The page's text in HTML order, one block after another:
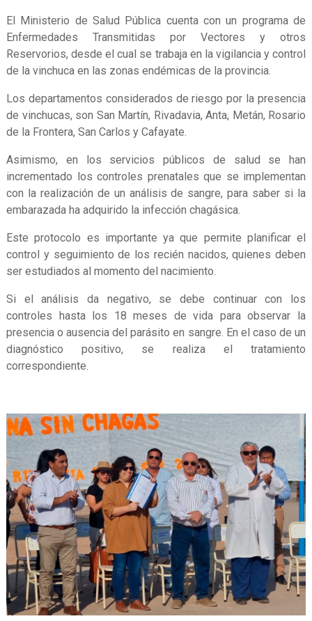
El Ministerio de Salud Pública cuenta con un programa de
Enfermedades Transmitidas por Vectores y otros
Reservorios, desde el cual se trabaja en la vigilancia y control
de la vinchuca en las zonas endémicas de la provincia.
Los departamentos considerados de riesgo por la presencia
de vinchucas, son San Martín, Rivadavia, Anta, Metán, Rosario
de la Frontera, San Carlos y Cafayate.
Asimismo, en los servicios públicos de salud se han
incrementado los controles prenatales que se implementan
con la realización de un análisis de sangre, para saber si la
embarazada ha adquirido la infección chagásica.
Este protocolo es importante ya que permite planificar el
control y seguimiento de los recién nacidos, quienes deben
ser estudiados al momento del nacimiento.
Si el análisis da negativo, se debe continuar con los
controles hasta los 18 meses de vida para observar la
presencia o ausencia del parásito en sangre. En el caso de un
diagnóstico positivo, se realiza el tratamiento
correspondiente.